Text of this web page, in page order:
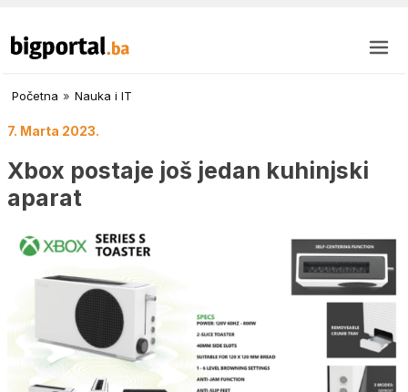
Početna » Nauka i IT
7. Marta 2023.
Xbox postaje još jedan kuhinjski
aparat